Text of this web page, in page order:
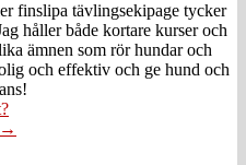
finslipa tävlingsekipage tycker
håller både kortare kurser och
ämnen som rör hundar och
och effektiv och ge hund och
→